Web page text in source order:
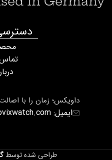
داویکس؛ زمان را با
ایمیل: info@dovixwatch.com
طراحی شده توسط